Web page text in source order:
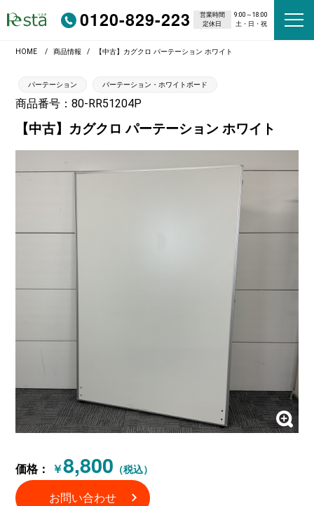
0120-829-223 営業時間
9:00～18:00
定休日
土・日・祝
HOME 商品情報 【中古】カグクロ パーテーション ホワイト
パーテーション パーテーション・ホワイトボード
商品番号：80-RR51204P
【中古】カグクロ パーテーション ホワイト
価格： ￥8,800 （税込）
お問い合わせ